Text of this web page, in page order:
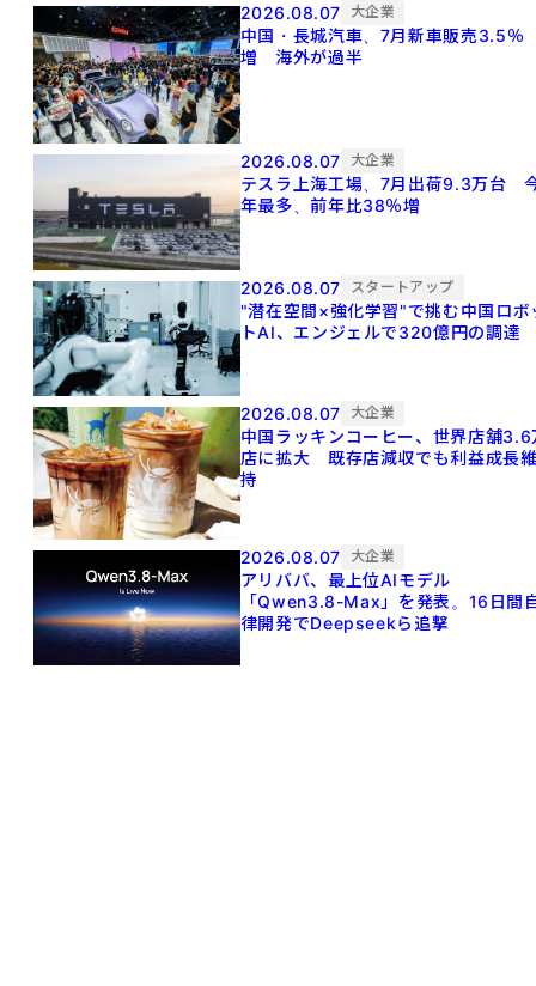
2026.08.07 大企業
中国・長城汽車、7月新車販売3.5％
増 海外が過半
2026.08.07 大企業
テスラ上海工場、7月出荷9.3万台
年最多、前年比38％増
2026.08.07 スタートアップ
"潜在空間×強化学習"で挑む中国ロボ
トAI、エンジェルで320億円の調達
2026.08.07 大企業
中国ラッキンコーヒー、世界店舗3.6
店に拡大 既存店減収でも利益成長
持
2026.08.07 大企業
アリババ、最上位AIモデル
「Qwen3.8-Max」を発表。16日間
律開発でDeepseekら追撃